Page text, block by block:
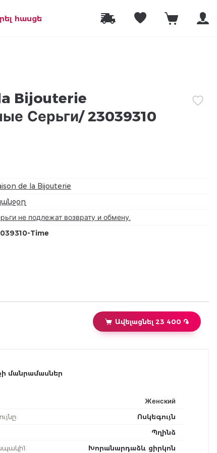
հասցե
Bijouterie
Серьги/ 23039310
de la Bijouterie
не подлежат возврату и обмену.
Time
Ավելացնել 23 400 ֏
մանրամասներ
Женский
:
Ոսկեգույն
Պղինձ
:
Խորանարդաձև ցիրկոն